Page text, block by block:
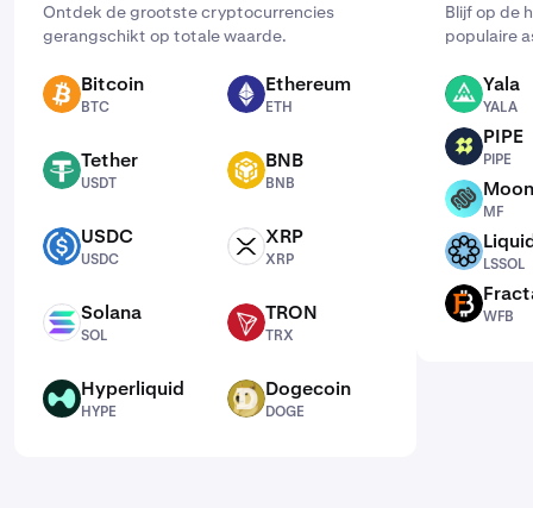
Ontdek de grootste cryptocurrencies
gerangschikt op totale waarde.
BTC Bitcoin
BTC
ETH Ethereum
ETH
USDT Tether
USDT
BNB BNB
BNB
USDC USDC
USDC
XRP XRP
XRP
SOL Solana
SOL
TRX TRON
TRX
HYPE Hyperliquid
HYPE
DOGE Dogecoin
DOGE
Blijf op de
populaire
YALA Yala
YALA
PIPE PIPE
PIPE
MF
MF
LSSOL
LSSOL
WFB
WFB